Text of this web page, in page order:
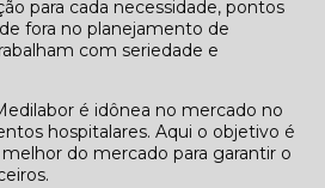
para cada necessidade, pontos
fora no planejamento de
com seriedade e
é idônea no mercado no
hospitalares. Aqui o objetivo é
do mercado para garantir o